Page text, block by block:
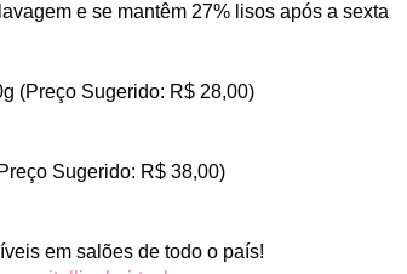
e se mantêm 27% lisos após a sexta
(Preço Sugerido: R$ 28,00)
Preço Sugerido: R$ 38,00)
em salões de todo o país!